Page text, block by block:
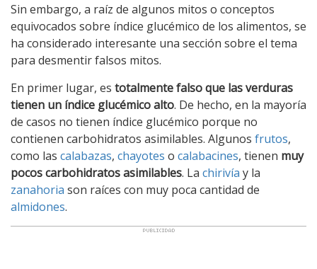
Sin embargo, a raíz de algunos mitos o conceptos
equivocados sobre índice glucémico de los alimentos, se
ha considerado interesante una sección sobre el tema
para desmentir falsos mitos.
En primer lugar, es totalmente falso que las verduras
tienen un índice glucémico alto. De hecho, en la mayoría
de casos no tienen índice glucémico porque no
contienen carbohidratos asimilables. Algunos frutos,
como las calabazas, chayotes o calabacines, tienen muy
pocos carbohidratos asimilables. La chirivía y la
zanahoria son raíces con muy poca cantidad de
almidones.